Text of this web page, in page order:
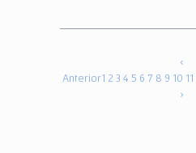
‹
Anterior1 2 3 4 5 6 7 8 9 10 11
›